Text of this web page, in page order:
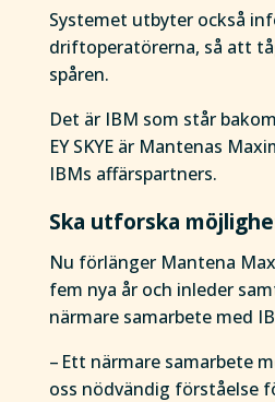
Systemet utbyter också
driftoperatörerna, så att
spåren.
Det är IBM som står
EY SKYE är Mantenas
IBMs affärspartners.
Ska utforska
Nu förlänger Mantena
fem nya år och inleder
närmare samarbete med
– Ett närmare samarbete
oss nödvändig förståelse